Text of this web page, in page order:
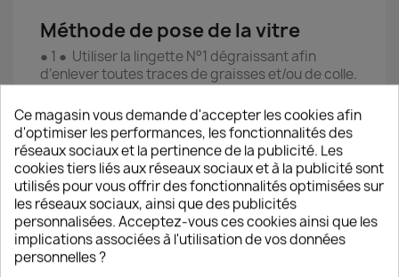
Méthode de pose de la vitre
● 1 ● Utiliser la lingette N°1 dégraissant afin
d’enlever toutes traces de graisses et/ou de colle.
de sécher l’alcool et supprimer l’ensemble des
poussières sur l’écran.
● 3 ● Utiliser l’autocollant anti-poussière pour
retirer d’éventuelles poussières résiduelles en
essayant de l’appliquer sur chaque partie de
l’écran (coller/décoller l’autocollant).
● 4 ● Prendre la vitre de protection et ôter le film
plastique provisoire en tirant délicatement sur
l’autocollant en haut à droite de la vitre.
Ce magasin vous demande d'accepter les cookies afin
d'optimiser les performances, les fonctionnalités des
réseaux sociaux et la pertinence de la publicité. Les
cookies tiers liés aux réseaux sociaux et à la publicité sont
utilisés pour vous offrir des fonctionnalités optimisées sur
les réseaux sociaux, ainsi que des publicités
personnalisées. Acceptez-vous ces cookies ainsi que les
implications associées à l'utilisation de vos données
personnelles ?